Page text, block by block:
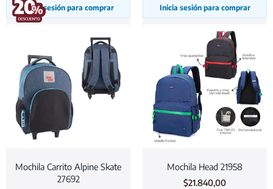
Inicia sesión para comprar
Mochila Carrito Alpine Skate
27692
Inicia sesión para comprar
Mochila Head 21958
$21.840,00